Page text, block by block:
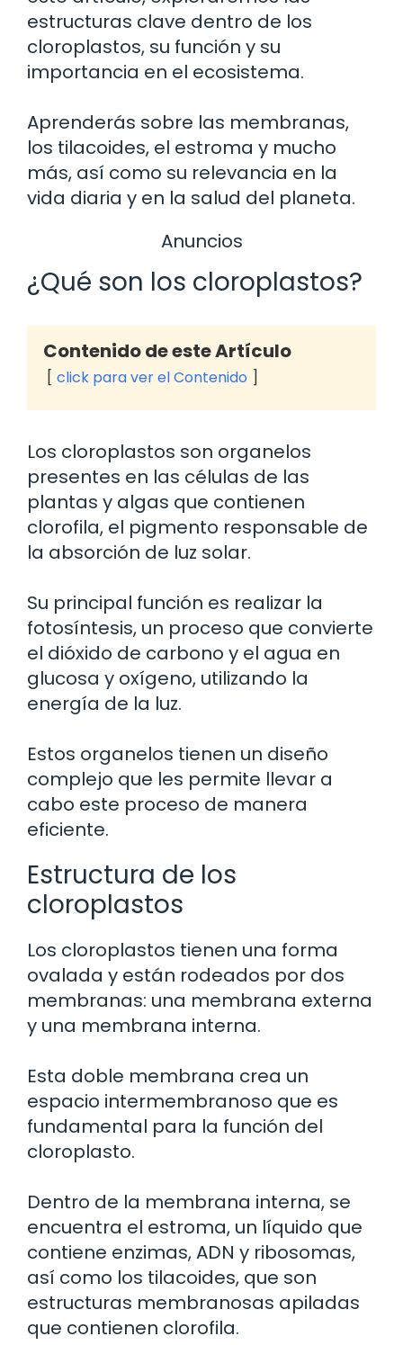
estructuras clave dentro de los
cloroplastos, su función y su
importancia en el ecosistema.
Aprenderás sobre las membranas,
los tilacoides, el estroma y mucho
más, así como su relevancia en la
vida diaria y en la salud del planeta.
Anuncios
¿Qué son los cloroplastos?
Contenido de este Artículo
click para ver el Contenido
Los cloroplastos son organelos
presentes en las células de las
plantas y algas que contienen
clorofila, el pigmento responsable de
la absorción de luz solar.
Su principal función es realizar la
fotosíntesis, un proceso que convierte
el dióxido de carbono y el agua en
glucosa y oxígeno, utilizando la
energía de la luz.
Estos organelos tienen un diseño
complejo que les permite llevar a
cabo este proceso de manera
eficiente.
Estructura de los
cloroplastos
Los cloroplastos tienen una forma
ovalada y están rodeados por dos
membranas: una membrana externa
y una membrana interna.
Esta doble membrana crea un
espacio intermembranoso que es
fundamental para la función del
cloroplasto.
Dentro de la membrana interna, se
encuentra el estroma, un líquido que
contiene enzimas, ADN y ribosomas,
así como los tilacoides, que son
estructuras membranosas apiladas
que contienen clorofila.